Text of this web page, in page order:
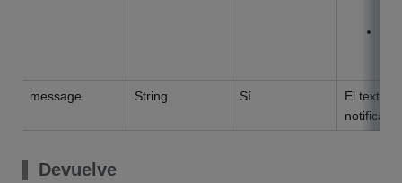
message String Sí
El texto
Devuelve